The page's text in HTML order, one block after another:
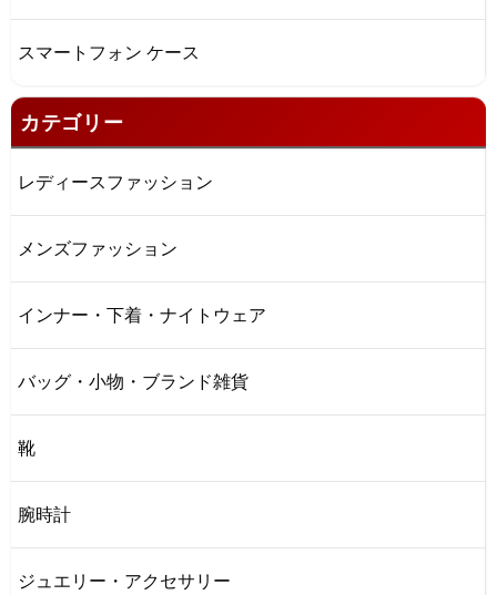
スマートフォン ケース
カテゴリー
レディースファッション
メンズファッション
インナー・下着・ナイトウェア
バッグ・小物・ブランド雑貨
靴
腕時計
ジュエリー・アクセサリー